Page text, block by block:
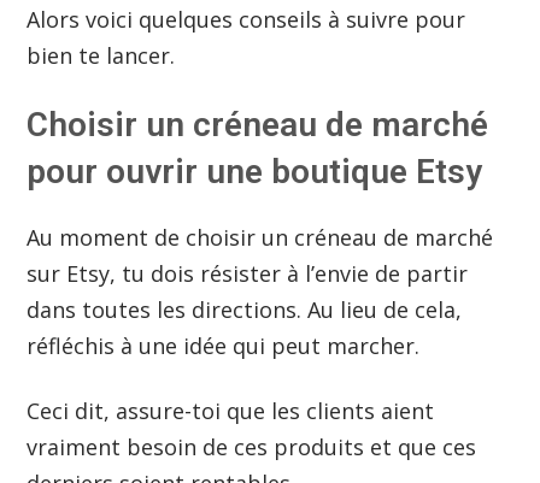
Alors voici quelques conseils à suivre pour
bien te lancer.
Choisir un créneau de marché
pour ouvrir une boutique Etsy
Au moment de choisir un créneau de marché
sur Etsy, tu dois résister à l’envie de partir
dans toutes les directions. Au lieu de cela,
réfléchis à une idée qui peut marcher.
Ceci dit, assure-toi que les clients aient
vraiment besoin de ces produits et que ces